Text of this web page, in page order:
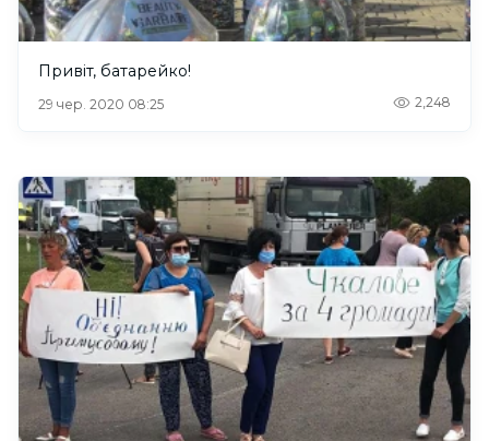
Привіт, батарейко!
29 чер. 2020 08:25 2,248